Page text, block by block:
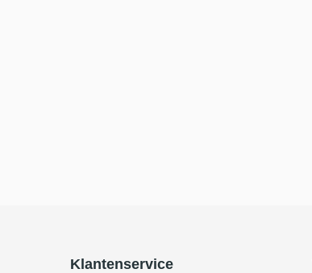
Klantenservice